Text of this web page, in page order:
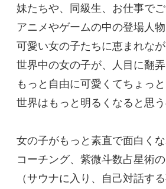
妹たちや、同級生、お仕事でご
アニメやゲームの中の登場人物
可愛い女の子たちに恵まれな
世界中の女の子が、人目に翻弄
もっと自由に可愛くてちょっ
世界はもっと明るくなると思う
女の子がもっと素直で面白く
コーチング、紫微斗数占星術
（サウナに入り、自己対話す